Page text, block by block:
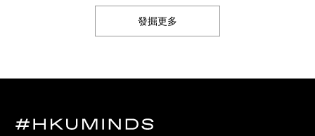
發掘更多